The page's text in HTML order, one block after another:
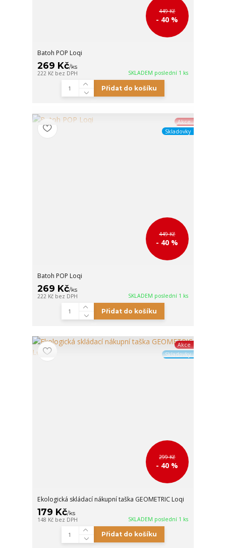
449 Kč
- 40 %
Batoh POP Loqi
269 Kč/ks
222 Kč bez DPH SKLADEM poslední 1 ks
Přidat do košíku
Akce
Skladovky
449 Kč
- 40 %
Batoh POP Loqi
269 Kč/ks
222 Kč bez DPH SKLADEM poslední 1 ks
Přidat do košíku
Akce
Skladovky
299 Kč
- 40 %
Ekologická skládací nákupní taška GEOMETRIC Loqi
179 Kč/ks
148 Kč bez DPH SKLADEM poslední 1 ks
Přidat do košíku